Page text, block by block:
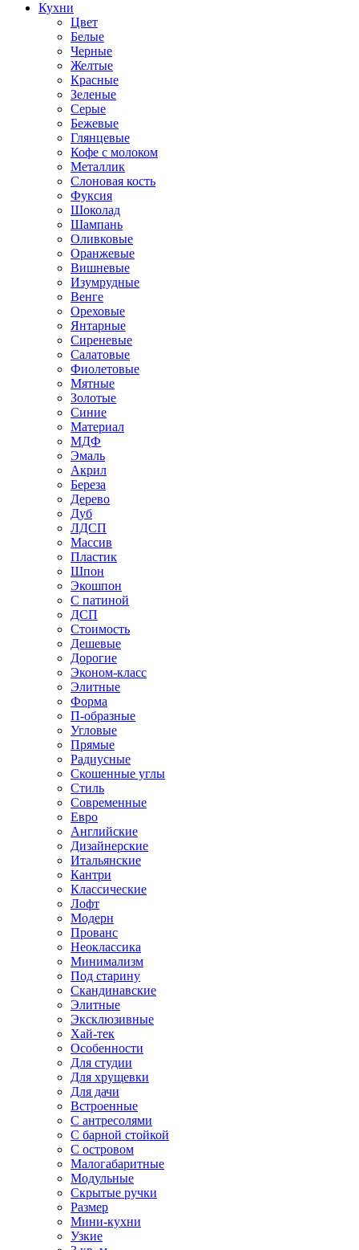
Кухни
Цвет
Белые
Черные
Желтые
Красные
Зеленые
Серые
Бежевые
Глянцевые
Кофе с молоком
Металлик
Слоновая кость
Фуксия
Шоколад
Шампань
Оливковые
Оранжевые
Вишневые
Изумрудные
Венге
Ореховые
Янтарные
Сиреневые
Салатовые
Фиолетовые
Мятные
Золотые
Синие
Материал
МДФ
Эмаль
Акрил
Береза
Дерево
Дуб
ЛДСП
Массив
Пластик
Шпон
Экошпон
С патиной
ДСП
Стоимость
Дешевые
Дорогие
Эконом-класс
Элитные
Форма
П-образные
Угловые
Прямые
Радиусные
Скошенные углы
Стиль
Современные
Евро
Английские
Дизайнерские
Итальянские
Кантри
Классические
Лофт
Модерн
Прованс
Неоклассика
Минимализм
Под старину
Скандинавские
Элитные
Эксклюзивные
Хай-тек
Особенности
Для студии
Для хрущевки
Для дачи
Встроенные
С антресолями
С барной стойкой
С островом
Малогабаритные
Модульные
Скрытые ручки
Размер
Мини-кухни
Узкие